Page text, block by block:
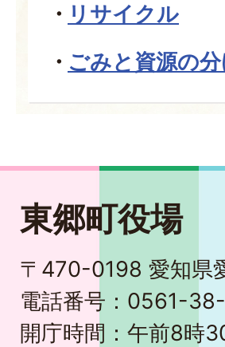
リサイクル
ごみと資源の
東郷町役場
〒470-0198 愛知県
電話番号：0561-
開庁時間：午前8時